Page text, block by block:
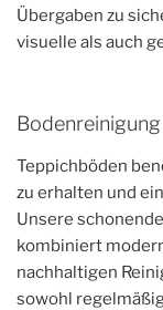
Übergaben zu
visuelle als auch
Teppichböden
zu erhalten und
Unsere
kombiniert
nachhaltigen
sowohl